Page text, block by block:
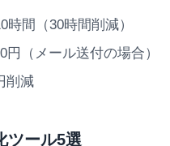
間（30時間削減）
（メール送付の場合）
削減
ツール5選